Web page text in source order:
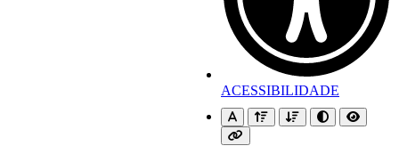
ACESSIBILIDADE